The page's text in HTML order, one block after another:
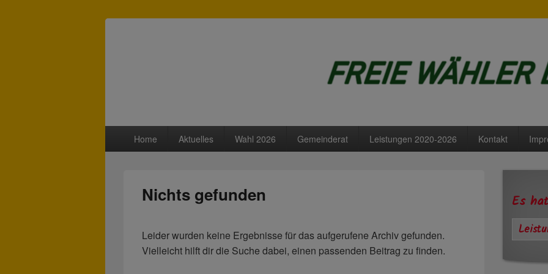
Freie Wähler Lengdorf
PrimäresHome Aktuelles Wahl 2026 Gemeinderat Leistungen 2020-2026 Kontakt
Nichts gefunden
Leider wurden keine Ergebnisse für das aufgerufene Archiv gefunden.
Vielleicht hilft dir die Suche dabei, einen passenden Beitrag zu finden.
Es